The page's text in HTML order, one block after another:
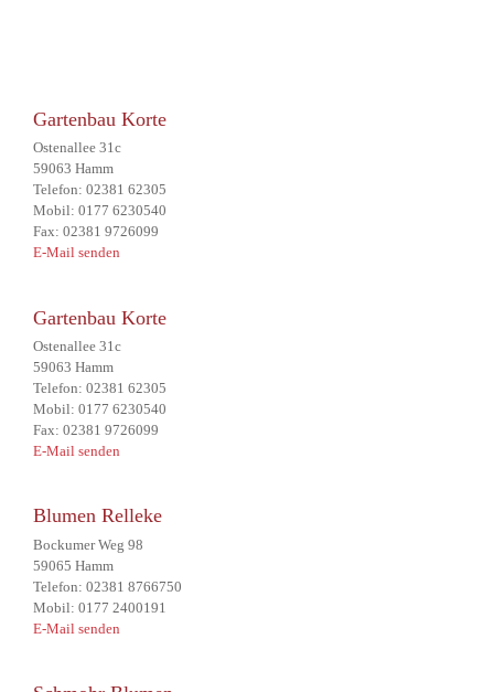
Gartenbau Korte
Ostenallee 31c
59063 Hamm
Telefon: 02381 62305
Mobil: 0177 6230540
Fax: 02381 9726099
E-Mail senden
Gartenbau Korte
Ostenallee 31c
59063 Hamm
Telefon: 02381 62305
Mobil: 0177 6230540
Fax: 02381 9726099
E-Mail senden
Blumen Relleke
Bockumer Weg 98
59065 Hamm
Telefon: 02381 8766750
Mobil: 0177 2400191
E-Mail senden